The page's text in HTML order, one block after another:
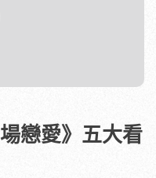
戀愛》五大看